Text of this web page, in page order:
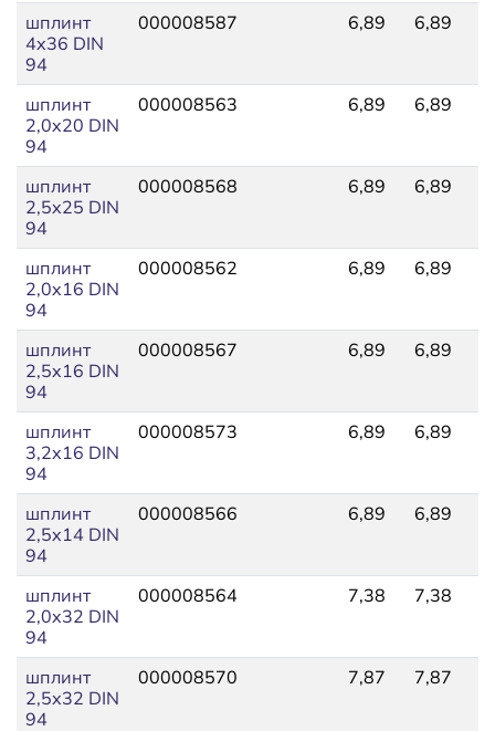
шплинт
4x36 DIN
94
000008587 6,89 6,89
шплинт
2,0x20 DIN
94
000008563 6,89 6,89
шплинт
2,5x25 DIN
94
000008568 6,89 6,89
шплинт
2,0x16 DIN
94
000008562 6,89 6,89
шплинт
2,5x16 DIN
94
000008567 6,89 6,89
шплинт
3,2x16 DIN
94
000008573 6,89 6,89
шплинт
2,5x14 DIN
94
000008566 6,89 6,89
шплинт
2,0x32 DIN
94
000008564 7,38 7,38
шплинт
2,5x32 DIN
94
000008570 7,87 7,87